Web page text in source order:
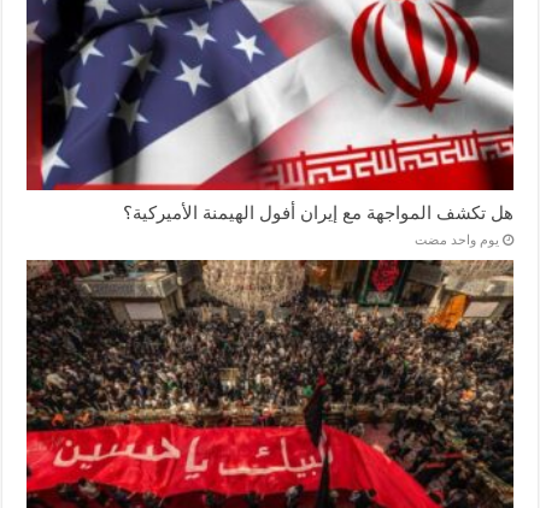
هل تكشف المواجهة مع إيران أفول الهيمنة الأميركية؟
‏يوم واحد مضت